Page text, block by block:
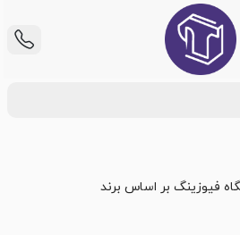
فیوزینگ بر اساس برند